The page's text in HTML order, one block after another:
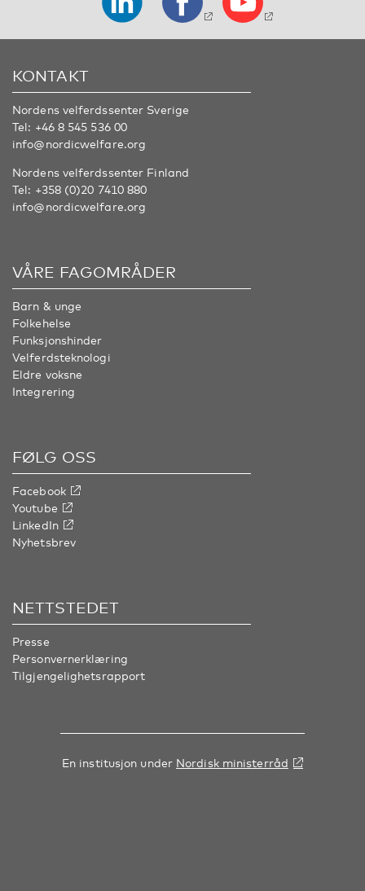
KONTAKT
Nordens velferdssenter Sverige
Tel: +46 8 545 536 00
info@nordicwelfare.org
Nordens velferdssenter Finland
Tel: +358 (0)20 7410 880
info@nordicwelfare.org
VÅRE FAGOMRÅDER
Barn & unge
Folkehelse
Funksjonshinder
Velferdsteknologi
Eldre voksne
Integrering
FØLG OSS
Facebook
Youtube
LinkedIn
Nyhetsbrev
NETTSTEDET
Presse
Personvernerklæring
Tilgjengelighetsrapport
En institusjon under Nordisk ministerråd